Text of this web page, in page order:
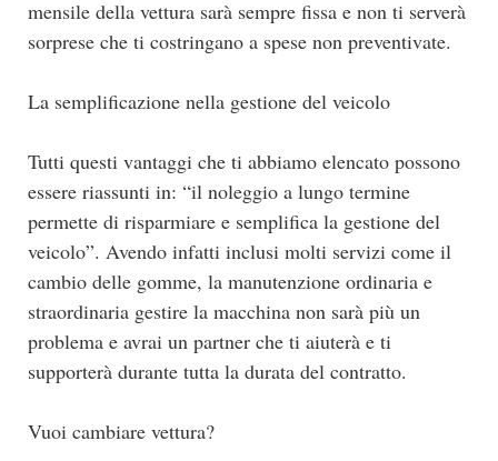
mensile della vettura sarà sempre fissa e non ti serverà
sorprese che ti costringano a spese non preventivate.
La semplificazione nella gestione del veicolo
Tutti questi vantaggi che ti abbiamo elencato possono
essere riassunti in: “il noleggio a lungo termine
permette di risparmiare e semplifica la gestione del
veicolo”. Avendo infatti inclusi molti servizi come il
cambio delle gomme, la manutenzione ordinaria e
straordinaria gestire la macchina non sarà più un
problema e avrai un partner che ti aiuterà e ti
supporterà durante tutta la durata del contratto.
Vuoi cambiare vettura?